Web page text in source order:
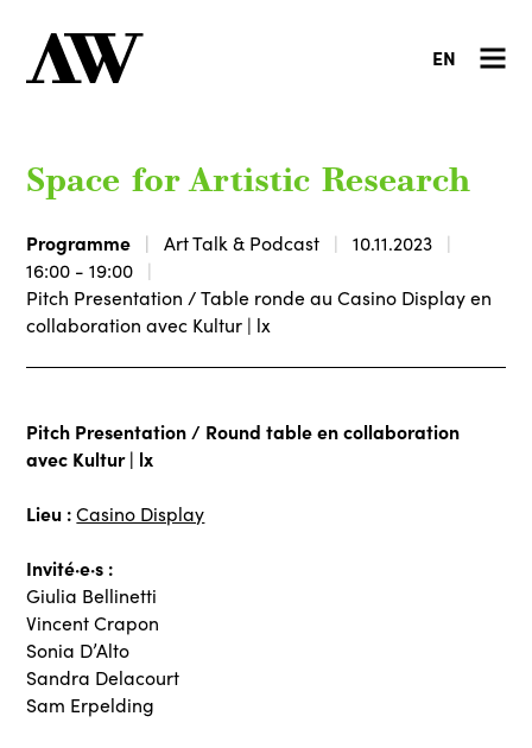
EN
Space for Artistic Research
Programme Art Talk & Podcast
10.11.2023
16:00 - 19:00
Pitch Presentation / Table ronde au Casino Display en
collaboration avec Kultur | lx
Pitch Presentation / Round table en collaboration
avec Kultur | lx
Lieu : Casino Display
Invité·e·s :
Giulia Bellinetti
Vincent Crapon
Sonia D’Alto
Sandra Delacourt
Sam Erpelding